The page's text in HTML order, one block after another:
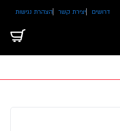
דרושים יצירת קשר הצהרת נגישות